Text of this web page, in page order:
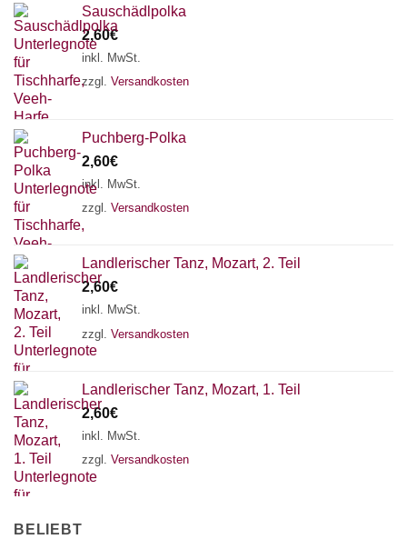
Sauschädlpolka
2,60€
inkl. MwSt.
zzgl. Versandkosten
Puchberg-Polka
2,60€
inkl. MwSt.
zzgl. Versandkosten
Landlerischer Tanz, Mozart, 2. Teil
2,60€
inkl. MwSt.
zzgl. Versandkosten
Landlerischer Tanz, Mozart, 1. Teil
2,60€
inkl. MwSt.
zzgl. Versandkosten
BELIEBT